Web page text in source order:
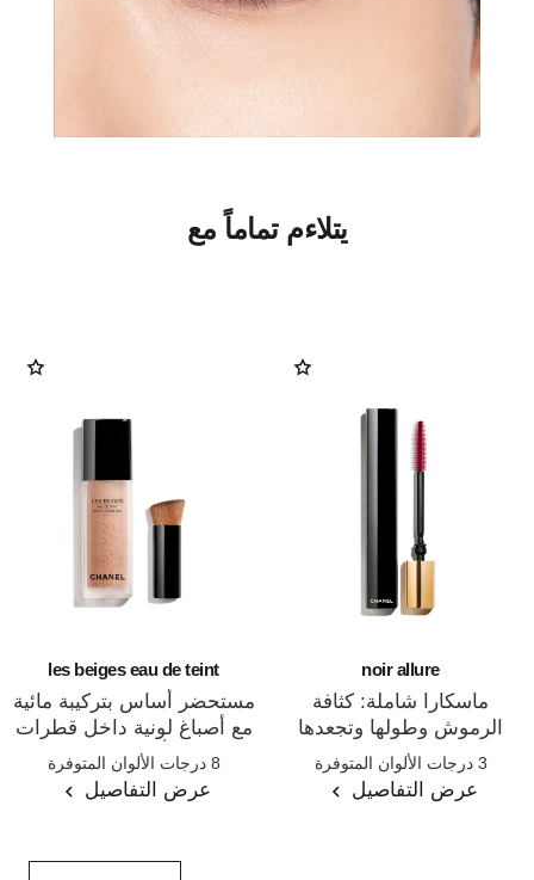
يتلاءم تماماً مع
noir allure
ماسكارا شاملة: كثافة
الرموش وطولها وتجعدها
وتحديدها
3 درجات الألوان المتوفرة
عرض التفاصيل
les beiges eau de teint
مستحضر أساس بتركيبة مائية
مع أصباغ لونية داخل قطرات
ميكروية. تأثير البشرة الخالية
من الماكياج.إشراقة صحية
وطبيعية.
8 درجات الألوان المتوفرة
عرض التفاصيل